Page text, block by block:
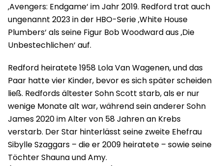
‚Avengers: Endgame‘ im Jahr 2019. Redford trat auch
ungenannt 2023 in der HBO-Serie ‚White House
Plumbers‘ als seine Figur Bob Woodward aus ‚Die
Unbestechlichen‘ auf.
Redford heiratete 1958 Lola Van Wagenen, und das
Paar hatte vier Kinder, bevor es sich später scheiden
ließ. Redfords ältester Sohn Scott starb, als er nur
wenige Monate alt war, während sein anderer Sohn
James 2020 im Alter von 58 Jahren an Krebs
verstarb. Der Star hinterlässt seine zweite Ehefrau
Sibylle Szaggars – die er 2009 heiratete – sowie seine
Töchter Shauna und Amy.